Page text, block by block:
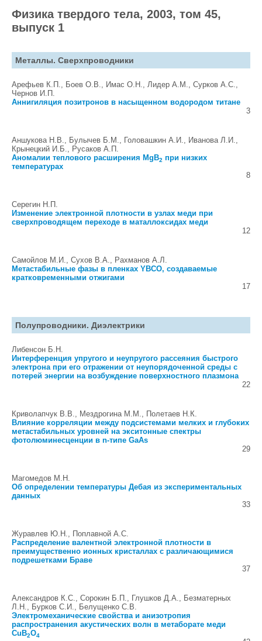
Физика твердого тела, 2003, том 45,
выпуск 1
Металлы. Сверхпроводники
Арефьев К.П., Боев О.В., Имас О.Н., Лидер А.М., Сурков А.С.,
Чернов И.П.
Аннигиляция позитронов в насыщенном водородом титане
3
Аншукова Н.В., Булычев Б.М., Головашкин А.И., Иванова Л.И.,
Крынецкий И.Б., Русаков А.П.
Аномалии теплового расширения MgB2 при низких
температурах
8
Серегин Н.П.
Изменение электронной плотности в узлах меди при
сверхпроводящем переходе в маталлоксидах меди
12
Самойлов М.И., Сухов В.А., Рахманов А.Л.
Метастабильные фазы в пленках YBCO, создаваемые
кратковременными отжигами
17
Полупроводники. Диэлектрики
Либенсон Б.Н.
Интерференция упругого и неупругого рассеяния быстрого
электрона при его отражении от неупорядоченной среды с
потерей энергии на возбуждение поверхностного плазмона
22
Криволапчук В.В., Мездрогина М.М., Полетаев Н.К.
Влияние корреляции между подсистемами мелких и глубоких
метастабильных уровней на экситонные спектры
фотолюминесценции в n-типе GaAs
29
Магомедов М.Н.
Об определении температуры Дебая из экспериментальных
данных
33
Журавлев Ю.Н., Поплавной А.С.
Распределение валентной электронной плотности в
преимущественно ионных кристаллах с различающимися
подрешетками Браве
37
Александров К.С., Сорокин Б.П., Глушков Д.А., Безматерных
Л.Н., Бурков С.И., Белущенко С.В.
Электромеханические свойства и анизотропия
распространения акустических волн в метаборате меди
CuB2O4